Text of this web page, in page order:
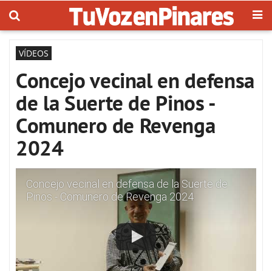
VÍDEOS
Concejo vecinal en defensa
de la Suerte de Pinos -
Comunero de Revenga
2024
Concejo vecinal en defensa de la Suerte de
Pinos - Comunero de Revenga 2024